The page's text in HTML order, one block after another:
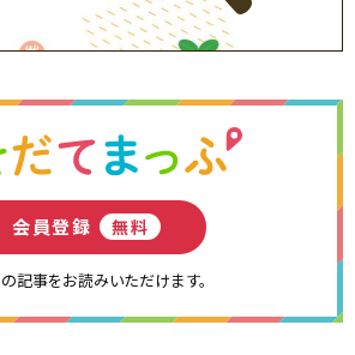
会員登録 無料
記事をお読みいただけます。